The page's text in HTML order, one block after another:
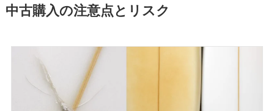
中古購入の注意点とリスク